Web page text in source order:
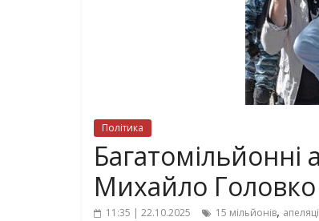
Політика
Багатомільйонні
Михайло
11:35 | 22.10.2025 15 мільйонів,